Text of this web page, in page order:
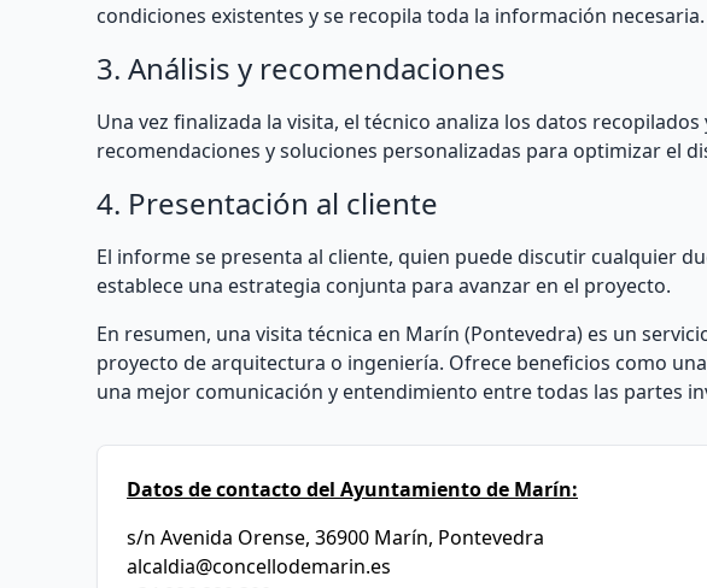
condiciones existentes y se recopila toda la información necesaria.
3. Análisis y recomendaciones
Una vez finalizada la visita, el técnico analiza los datos
recomendaciones y soluciones personalizadas para optimizar el
4. Presentación al cliente
El informe se presenta al cliente, quien puede discutir cualquier
establece una estrategia conjunta para avanzar en el proyecto.
En resumen, una visita técnica en Marín (Pontevedra) es un
proyecto de arquitectura o ingeniería. Ofrece beneficios como
una mejor comunicación y entendimiento entre todas las partes
Datos de contacto del Ayuntamiento de Marín:
s/n Avenida Orense, 36900 Marín, Pontevedra
alcaldia@concellodemarin.es